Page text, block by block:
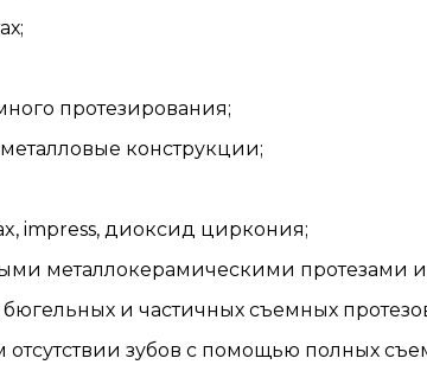
протезирования;
конструкции;
impress, диоксид циркония;
металлокерамическими протезами
и частичных съемных
зубов с помощью полных